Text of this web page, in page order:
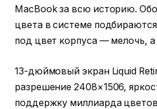
MacBook за всю историю.
цвета в системе
под цвет корпуса — мелочь, а
13-дюймовый экран Liquid
разрешение 2408×1506,
поддержку миллиарда